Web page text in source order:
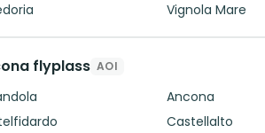
Vignola Mare
flyplass AOI
Ancona
Castellalto